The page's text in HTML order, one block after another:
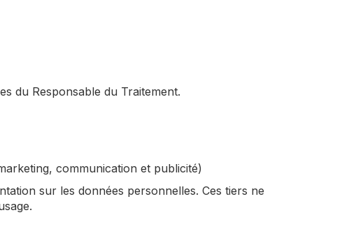
du Responsable du Traitement.
communication et publicité)
sur les données personnelles. Ces tiers ne